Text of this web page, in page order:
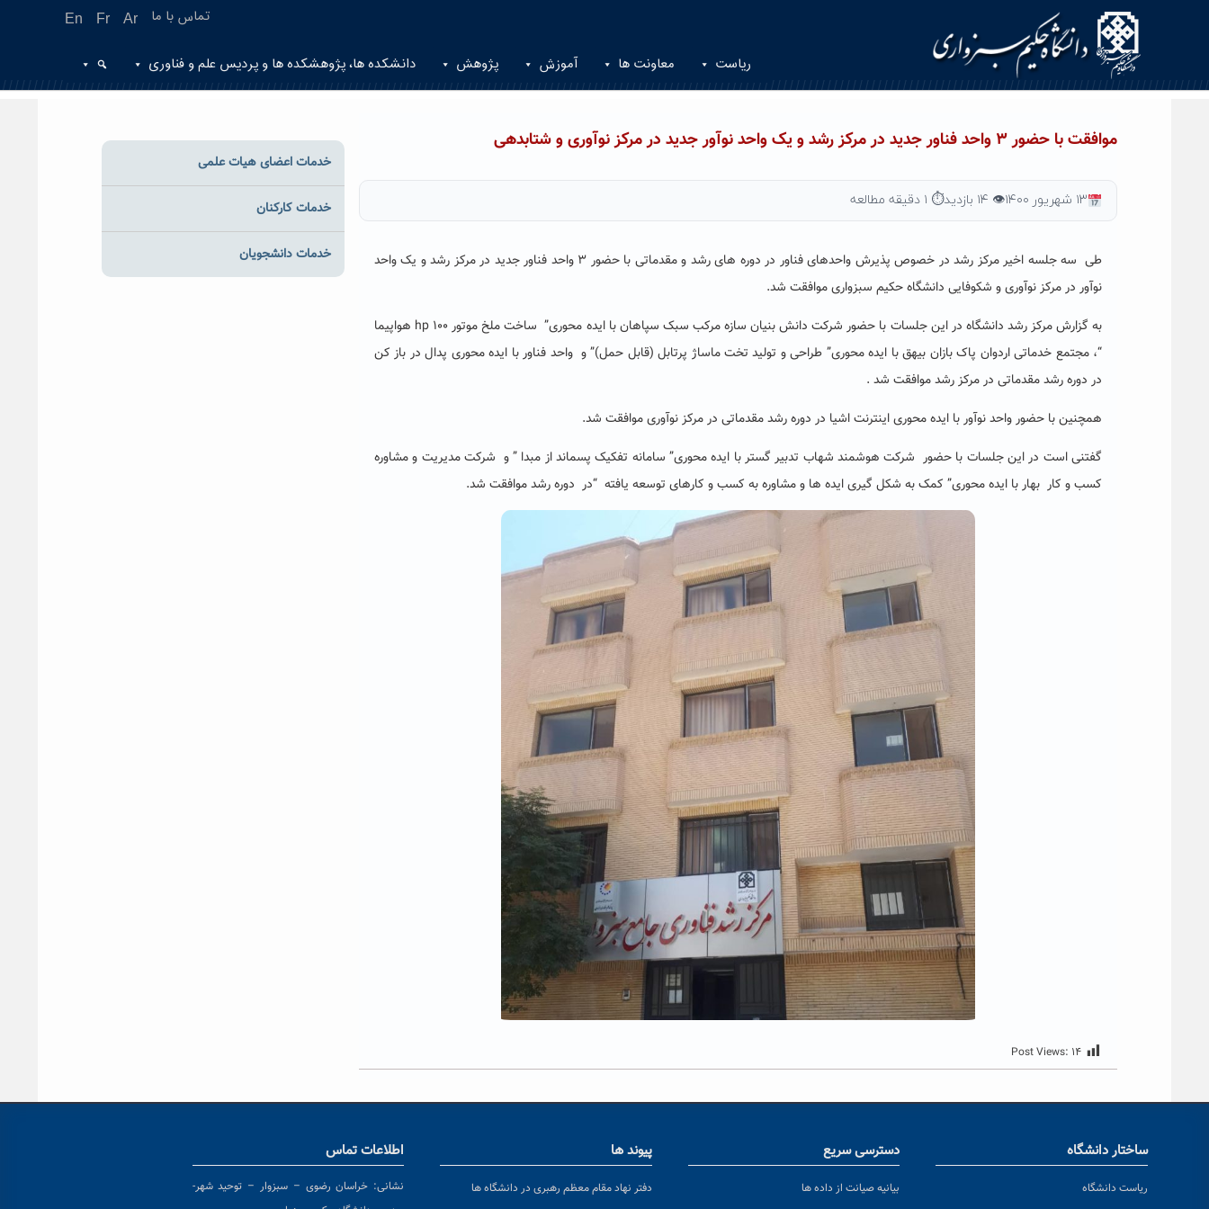
En Fr Ar تماس با ما
ریاست معاونت ها آموزش پژوهش دانشکده ها، پژوهشکده ها و پردیس علم و فناوری
موافقت با حضور ۳ واحد فناور جدید در مرکز رشد و یک واحد نوآور جدید در مرکز نوآوری و شتابدهی
۱۳ شهریور ۱۴۰۰ 👁 ۱۴ بازدید ⏱ ۱ دقیقه مطالعه
طی سه جلسه اخیر مرکز رشد در خصوص پذیرش واحدهای فناور در دوره های رشد و مقدماتی با حضور ۳ واحد فناور جدید در مرکز رشد و یک واحد
نوآور در مرکز نوآوری و شکوفایی دانشگاه حکیم سبزواری موافقت شد.
به گزارش مرکز رشد دانشگاه در این جلسات با حضور شرکت دانش بنیان سازه مرکب سبک سپاهان با ایده محوری” ساخت ملخ موتور hp 100 هواپیما
“، مجتمع خدماتی اردوان پاک بازان بیهق با ایده محوری” طراحی و تولید تخت ماساژ پرتابل (قابل حمل)” و واحد فناور با ایده محوری پدال در باز کن
در دوره رشد مقدماتی در مرکز رشد موافقت شد .
همچنین با حضور واحد نوآور با ایده محوری اینترنت اشیا در دوره رشد مقدماتی در مرکز نوآوری موافقت شد.
گفتنی است در این جلسات با حضور شرکت هوشمند شهاب تدبیر گستر با ایده محوری” سامانه تفکیک پسماند از مبدا ” و شرکت مدیریت و مشاوره
کسب و کار بهار با ایده محوری” کمک به شکل گیری ایده ها و مشاوره به کسب و کارهای توسعه یافته “در دوره رشد موافقت شد.
Post Views: ۱۴
خدمات اعضای هیات علمی
خدمات کارکنان
خدمات دانشجویان
ساختار دانشگاه
ریاست دانشگاه
دسترسی سریع
بیانیه صیانت از داده ها
پیوند ها
دفتر نهاد مقام معظم رهبری در دانشگاه ها
اطلاعات تماس
نشانی: خراسان رضوی – سبزوار – توحید شهر-